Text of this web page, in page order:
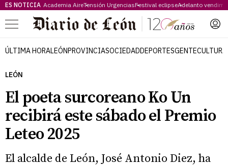
ES NOTICIA Academia AireTensión UrgenciasFestival eclipseAdelanto
Menú
ÚLTIMA HORALEÓNPROVINCIASOCIEDADDEPORTESGENTECULTURA
LEÓN
El poeta surcoreano Ko Un
recibirá este sábado el Premio
Leteo 2025
El alcalde de León, José Antonio Diez, ha